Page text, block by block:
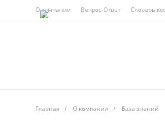
О компании Вопрос-Ответ Словарь
Главная / О компании / База знаний